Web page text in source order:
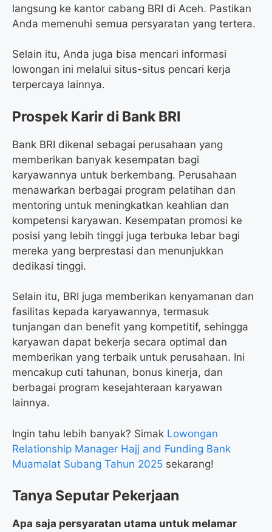
langsung ke kantor cabang BRI di Aceh. Pastikan
Anda memenuhi semua persyaratan yang tertera.
Selain itu, Anda juga bisa mencari informasi
lowongan ini melalui situs-situs pencari kerja
terpercaya lainnya.
Prospek Karir di Bank BRI
Bank BRI dikenal sebagai perusahaan yang
memberikan banyak kesempatan bagi
karyawannya untuk berkembang. Perusahaan
menawarkan berbagai program pelatihan dan
mentoring untuk meningkatkan keahlian dan
kompetensi karyawan. Kesempatan promosi ke
posisi yang lebih tinggi juga terbuka lebar bagi
mereka yang berprestasi dan menunjukkan
dedikasi tinggi.
Selain itu, BRI juga memberikan kenyamanan dan
fasilitas kepada karyawannya, termasuk
tunjangan dan benefit yang kompetitif, sehingga
karyawan dapat bekerja secara optimal dan
memberikan yang terbaik untuk perusahaan. Ini
mencakup cuti tahunan, bonus kinerja, dan
berbagai program kesejahteraan karyawan
lainnya.
Ingin tahu lebih banyak? Simak Lowongan
Relationship Manager Hajj and Funding Bank
Muamalat Subang Tahun 2025 sekarang!
Tanya Seputar Pekerjaan
Apa saja persyaratan utama untuk melamar